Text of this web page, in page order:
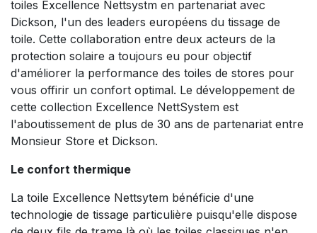
toiles Excellence Nettsystm en partenariat avec
Dickson, l'un des leaders européens du tissage de
toile. Cette collaboration entre deux acteurs de la
protection solaire a toujours eu pour objectif
d'améliorer la performance des toiles de stores pour
vous offirir un confort optimal. Le développement de
cette collection Excellence NettSystem est
l'aboutissement de plus de 30 ans de partenariat entre
Monsieur Store et Dickson.
Le confort thermique
La toile Excellence Nettsytem bénéficie d'une
technologie de tissage particulière puisqu'elle dispose